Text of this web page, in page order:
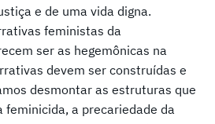
e de uma vida digna.
feministas da
ser as hegemônicas na
devem ser construídas e
desmontar as estruturas que
feminicida, a precariedade da